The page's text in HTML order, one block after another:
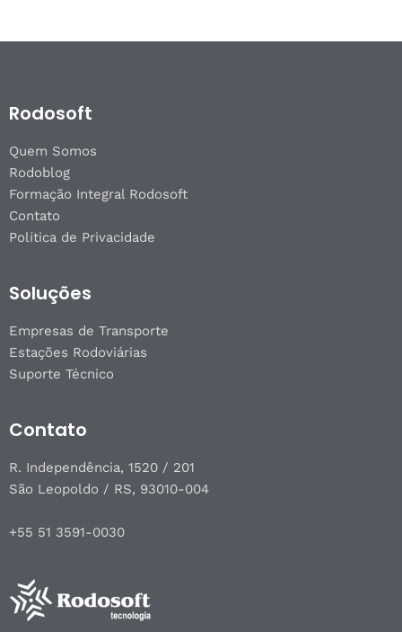
Rodosoft
Quem Somos
Rodoblog
Formação Integral Rodosoft
Contato
Política de Privacidade
Soluções
Empresas de Transporte
Estações Rodoviárias
Suporte Técnico
Contato
R. Independência, 1520 / 201
São Leopoldo / RS, 93010-004
+55 51 3591-0030